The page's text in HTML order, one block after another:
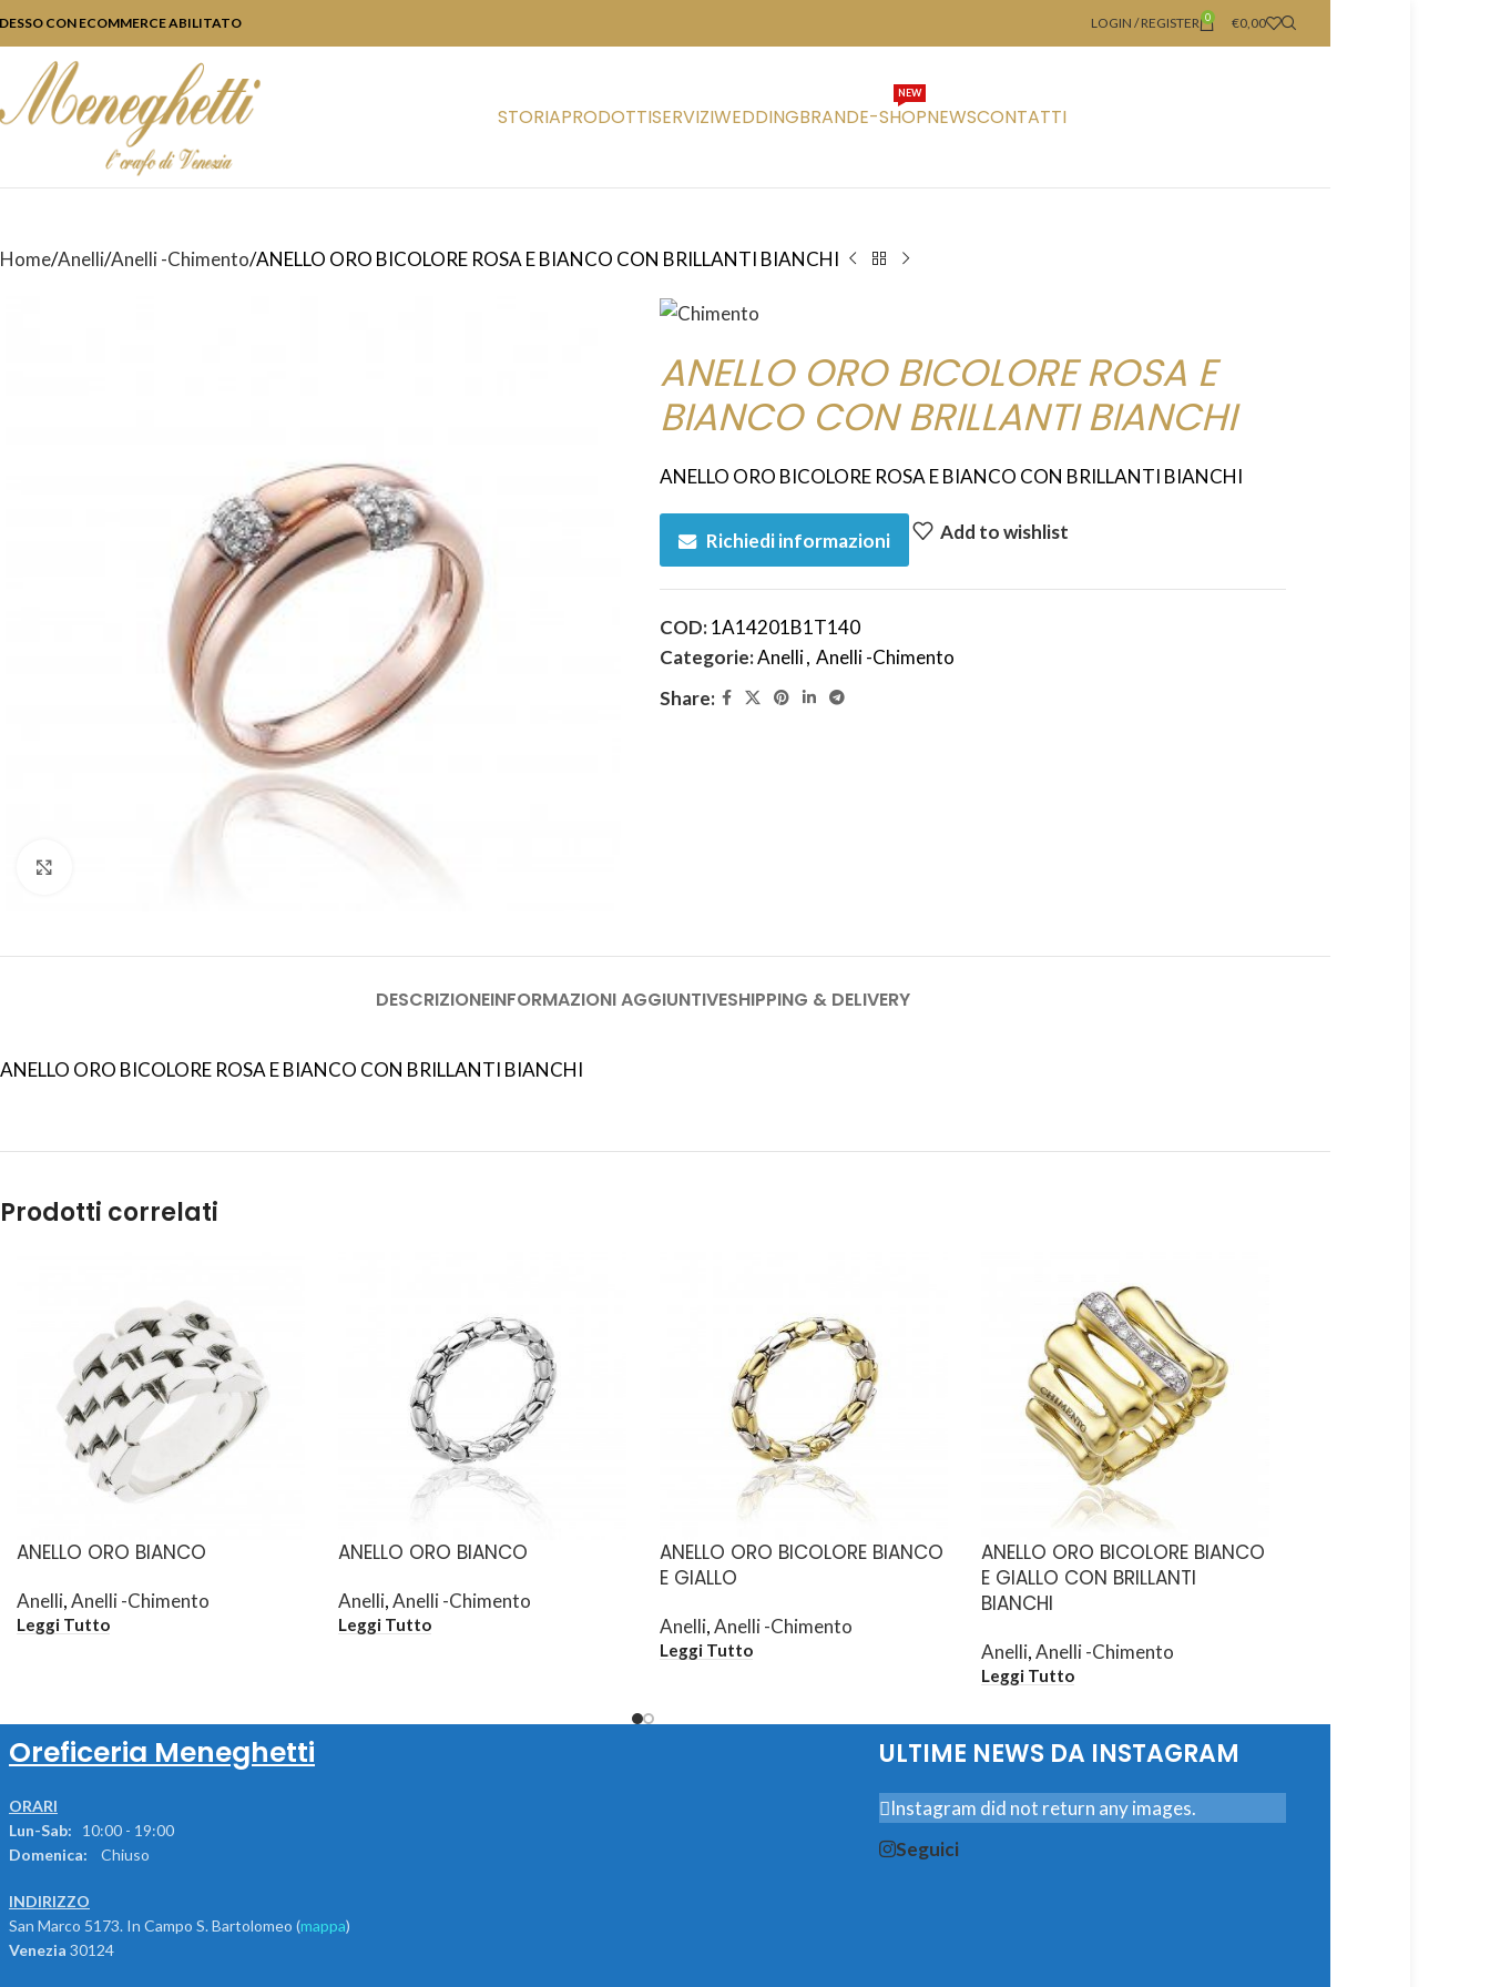
CON ECOMMERCE ABILITATO LOGIN / REGISTER 0 €0,00
STORIAPRODOTTISERVIZIWEDDINGBRANDE-SHOP
NEW
NEWSCONTATTI
Home Anelli Anelli -Chimento ANELLO ORO BICOLORE ROSA E BIANCO CON BRILLANTI BIANCHI
ANELLO ORO BICOLORE ROSA E
BIANCO CON BRILLANTI BIANCHI
ANELLO ORO BICOLORE ROSA E BIANCO CON BRILLANTI BIANCHI
Richiedi informazioni Add to wishlist
COD:1A14201B1T140
Categorie:Anelli, Anelli -Chimento
Share:
DESCRIZIONEINFORMAZIONI AGGIUNTIVESHIPPING & DELIVERY
ANELLO ORO BICOLORE ROSA E BIANCO CON BRILLANTI BIANCHI
Prodotti correlati
ANELLO ORO BIANCO
Anelli,Anelli -Chimento
Leggi Tutto
ANELLO ORO BIANCO
Anelli,Anelli -Chimento
Leggi Tutto
ANELLO ORO BICOLORE BIANCO
E GIALLO
Anelli,Anelli -Chimento
Leggi Tutto
ANELLO ORO BICOLORE BIANCO
E GIALLO CON BRILLANTI
BIANCHI
Anelli,Anelli -Chimento
Leggi Tutto
Oreficeria Meneghetti
ORARI
Lun-Sab: 10:00 - 19:00
Domenica:
Chiuso
INDIRIZZO
San Marco 5173. In Campo S. Bartolomeo (mappa)
Venezia 30124
ULTIME NEWS DA INSTAGRAM
Instagram did not return any images.
Seguici